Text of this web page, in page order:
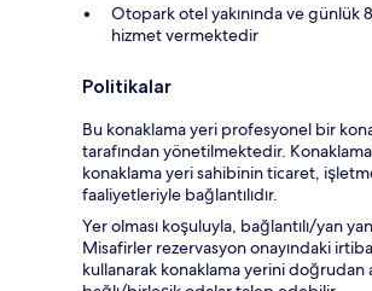
Otopark otel yakınında ve günlük
hizmet vermektedir
Politikalar
Bu konaklama yeri profesyonel bir
tarafından yönetilmektedir.
konaklama yeri sahibinin ticaret,
faaliyetleriyle bağlantılıdır.
Yer olması koşuluyla, bağlantılı/yan
Misafirler rezervasyon onayındaki
kullanarak konaklama yerini doğrudan